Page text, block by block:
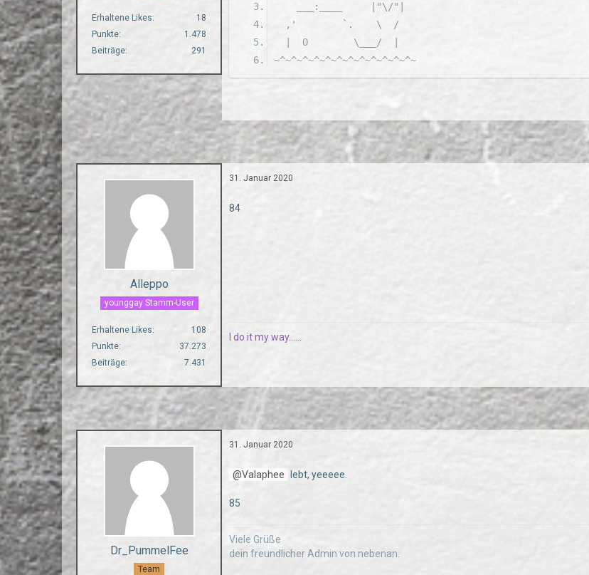
Erhaltene Likes
18
Punkte
1.478
Beiträge
291
    ___:____     |"\/"|
  ,'        `.    \  /
  |  O        \___/  |
~^~^~^~^~^~^~^~^~^~^~^~^~
Alleppo
younggay Stamm-User
Erhaltene Likes
108
Punkte
37.273
Beiträge
7.431
31. Januar 2020
84
I do it my way......
Dr_PummelFee
Team
31. Januar 2020
Valaphee lebt, yeeeee.
85
Viele Grüße
dein freundlicher Admin von nebenan.